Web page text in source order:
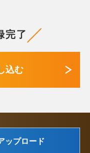
完了
込む
ップロード